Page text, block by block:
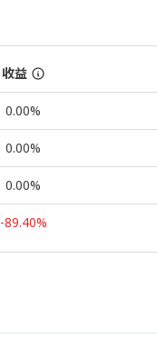
收益
0.00%
0.00%
0.00%
-89.40%